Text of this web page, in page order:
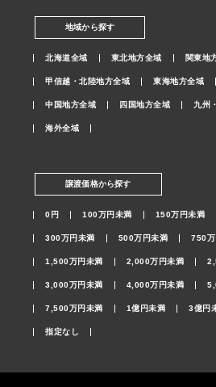
地域から探す
北海道全域 東北地方全域 関東地
甲信越・北陸地方全域 東海地方全域
中国地方全域 四国地方全域 九州
海外全域
譲渡価格から探す
0円 100万円未満 150万円未満
300万円未満 500万円未満 750万
1,500万円未満 2,000万円未満
3,000万円未満 4,000万円未満
7,500万円未満 1億円未満 3億円
指定なし